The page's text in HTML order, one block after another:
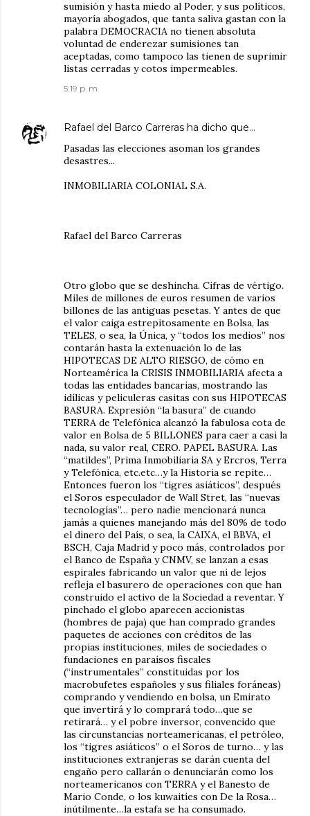
sumisión y hasta miedo al Poder, y sus políticos,
mayoría abogados, que tanta saliva gastan con la
palabra DEMOCRACIA no tienen absoluta
voluntad de enderezar sumisiones tan
aceptadas, como tampoco las tienen de suprimir
listas cerradas y cotos impermeables.
5:19 p. m.
Rafael del Barco Carreras ha dicho que…
Pasadas las elecciones asoman los grandes
desastres...
INMOBILIARIA COLONIAL S.A.
Rafael del Barco Carreras
Otro globo que se deshincha. Cifras de vértigo.
Miles de millones de euros resumen de varios
billones de las antiguas pesetas. Y antes de que
el valor caiga estrepitosamente en Bolsa, las
TELES, o sea, la Única, y “todos los medios” nos
contarán hasta la extenuación lo de las
HIPOTECAS DE ALTO RIESGO, de cómo en
Norteamérica la CRISIS INMOBILIARIA afecta a
todas las entidades bancarias, mostrando las
idílicas y peliculeras casitas con sus HIPOTECAS
BASURA. Expresión “la basura” de cuando
TERRA de Telefónica alcanzó la fabulosa cota de
valor en Bolsa de 5 BILLONES para caer a casi la
nada, su valor real, CERO. PAPEL BASURA. Las
“matildes”, Prima Inmobiliaria SA y Ercros, Terra
y Telefónica, etc.etc…y la Historia se repite…
Entonces fueron los “tigres asiáticos”, después
el Soros especulador de Wall Stret, las “nuevas
tecnologías”… pero nadie mencionará nunca
jamás a quienes manejando más del 80% de todo
el dinero del País, o sea, la CAIXA, el BBVA, el
BSCH, Caja Madrid y poco más, controlados por
el Banco de España y CNMV, se lanzan a esas
espirales fabricando un valor que ni de lejos
refleja el basurero de operaciones con que han
construido el activo de la Sociedad a reventar. Y
pinchado el globo aparecen accionistas
(hombres de paja) que han comprado grandes
paquetes de acciones con créditos de las
propias instituciones, miles de sociedades o
fundaciones en paraísos fiscales
(“instrumentales” constituidas por los
macrobufetes españoles y sus filiales foráneas)
comprando y vendiendo en bolsa, un Emirato
que invertirá y lo comprará todo…que se
retirará… y el pobre inversor, convencido que
las circunstancias norteamericanas, el petróleo,
los “tigres asiáticos” o el Soros de turno… y las
instituciones extranjeras se darán cuenta del
engaño pero callarán o denunciarán como los
norteamericanos con TERRA y el Banesto de
Mario Conde, o los kuwaitíes con De la Rosa…
inútilmente…la estafa se ha consumado.